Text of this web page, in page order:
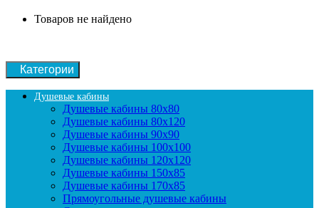
Товаров не найдено
Категории
Душевые кабины
Душевые кабины 80x80
Душевые кабины 80x120
Душевые кабины 90х90
Душевые кабины 100x100
Душевые кабины 120x120
Душевые кабины 150x85
Душевые кабины 170x85
Прямоугольные душевые кабины